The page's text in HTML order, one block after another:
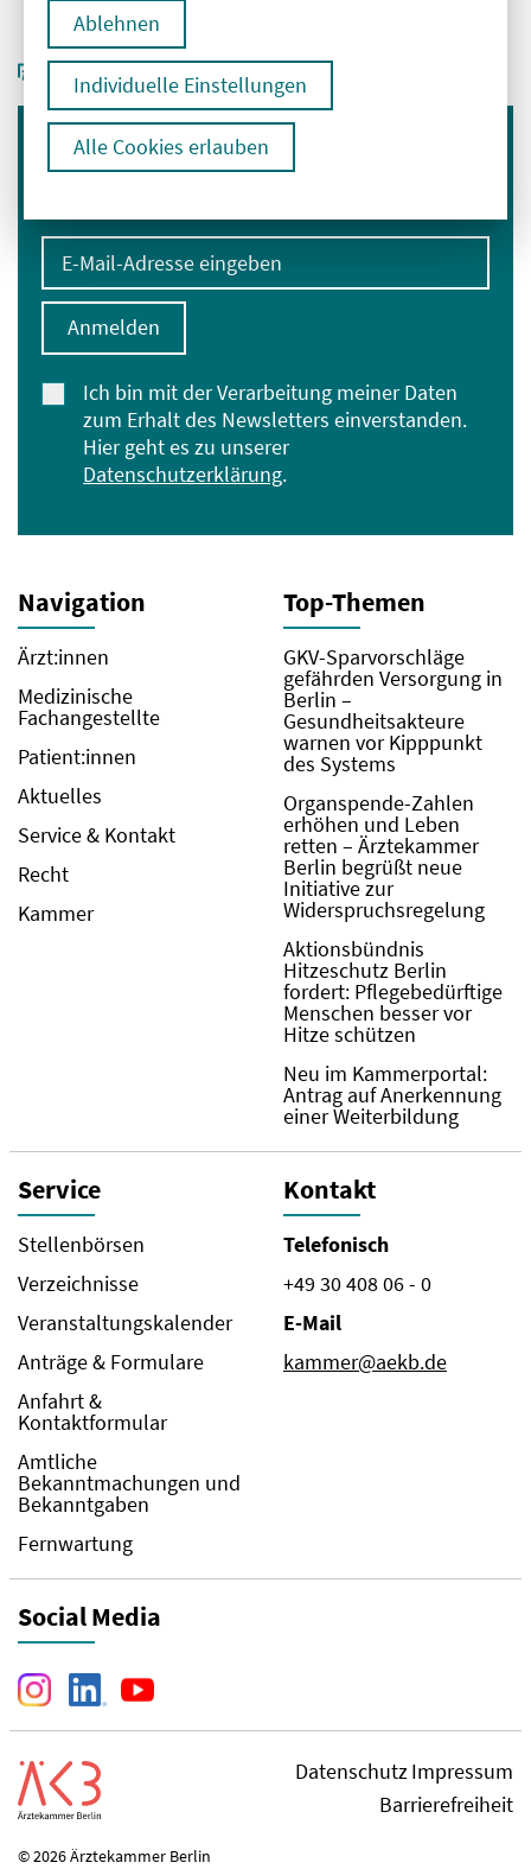
Ablehnen
Individuelle Einstellungen
Alle Cookies erlauben
Immer informiert bleiben
E-Mail-Adresse eingeben
Ich bin mit der Verarbeitung meiner Daten
zum Erhalt des Newsletters einverstanden.
Hier geht es zu unserer
Datenschutzerklärung.
Anmelden
Navigation
Ärzt:innen
Medizinische
Fachangestellte
Patient:innen
Aktuelles
Service & Kontakt
Recht
Kammer
Top-Themen
GKV-Sparvorschläge
gefährden Versorgung in
Berlin –
Gesundheitsakteure
warnen vor Kipppunkt
des Systems
Organspende-Zahlen
erhöhen und Leben
retten – Ärztekammer
Berlin begrüßt neue
Initiative zur
Widerspruchsregelung
Aktionsbündnis
Hitzeschutz Berlin
fordert: Pflegebedürftige
Menschen besser vor
Hitze schützen
Neu im Kammerportal:
Antrag auf Anerkennung
einer Weiterbildung
Service
Stellenbörsen
Verzeichnisse
Veranstaltungskalender
Anträge & Formulare
Anfahrt &
Kontaktformular
Amtliche
Bekanntmachungen und
Bekanntgaben
Fernwartung
Kontakt
Telefonisch
+49 30 408 06 - 0
E-Mail
kammer@aekb.de
Social Media
DatenschutzImpressum
Barrierefreiheit
© 2026 Ärztekammer Berlin